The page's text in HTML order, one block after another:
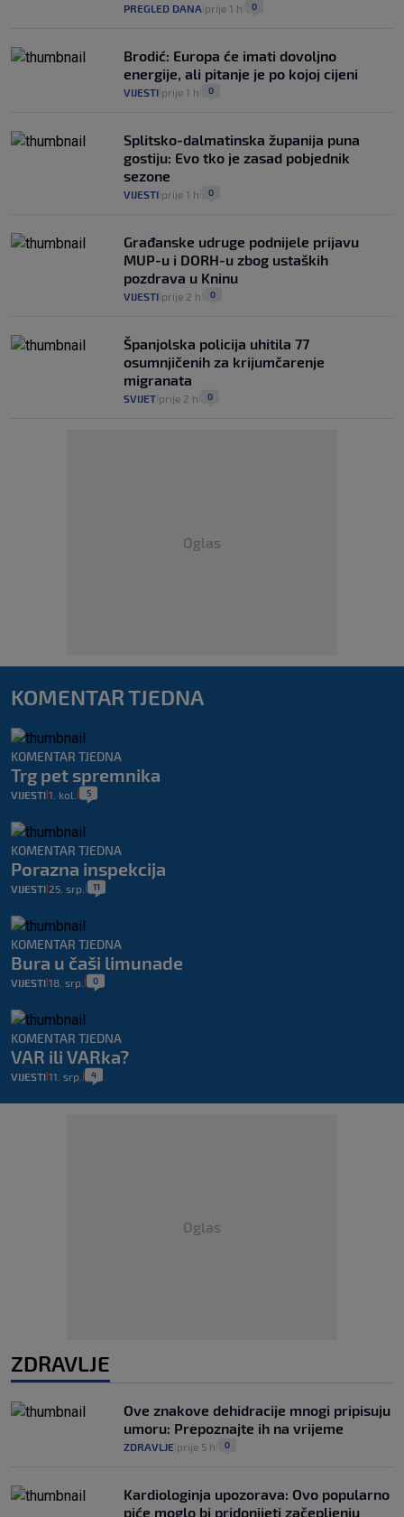
PREGLED DANA prije 1 h 0
Brodić: Europa će imati dovoljno
energije, ali pitanje je po kojoj cijeni
VIJESTI prije 1 h 0
Splitsko-dalmatinska županija puna
gostiju: Evo tko je zasad pobjednik
sezone
VIJESTI prije 1 h 0
Građanske udruge podnijele prijavu
MUP-u i DORH-u zbog ustaških
pozdrava u Kninu
VIJESTI prije 2 h 0
Španjolska policija uhitila 77
osumnjičenih za krijumčarenje
migranata
SVIJET prije 2 h 0
Oglas
KOMENTAR TJEDNA
KOMENTAR TJEDNA
Trg pet spremnika
VIJESTI 1. kol. 5
KOMENTAR TJEDNA
Porazna inspekcija
VIJESTI 25. srp. 11
KOMENTAR TJEDNA
Bura u čaši limunade
VIJESTI 18. srp. 0
KOMENTAR TJEDNA
VAR ili VARka?
VIJESTI 11. srp. 4
Oglas
ZDRAVLJE
Ove znakove dehidracije mnogi pripisuju
umoru: Prepoznajte ih na vrijeme
ZDRAVLJE prije 5 h 0
Kardiologinja upozorava: Ovo popularno
piće moglo bi pridonijeti začepljenju